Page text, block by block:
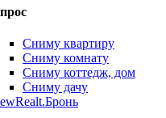
Сниму квартиру
Сниму комнату
Сниму коттедж, дом
Сниму дачу
Realt.Бронь